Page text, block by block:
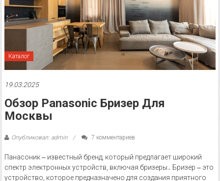
Каталог
19.03.2025
Обзор Panasonic Бризер Для
Москвы
Опубликовал: admin 7 комментариев
Панасоник ‒ известный бренд, который предлагает широкий
спектр электронных устройств, включая бризеры․ Бризер ‒ это
устройство, которое предназначено для создания приятного